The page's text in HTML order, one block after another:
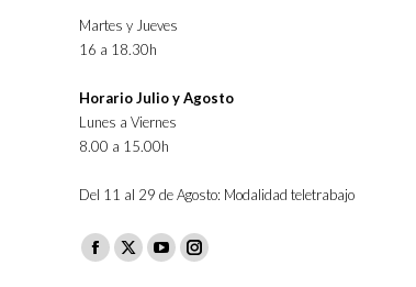
Martes y Jueves
16 a 18.30h
Horario Julio y Agosto
Lunes a Viernes
8.00 a 15.00h
Del 11 al 29 de Agosto: Modalidad teletrabajo
Facebook
X
YouTubeInstagram